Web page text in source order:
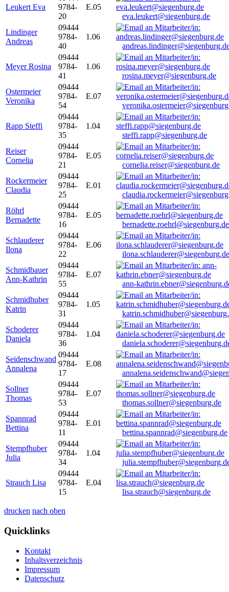
Leukert Eva
9784-
20
E.05
eva.leukert@siegenburg.de
Lindinger
Andreas
09444
9784-
40
1.06
Meyer Rosina
09444
9784-
41
1.06
rosina.meyer@siegenburg.de
Ostermeier
Veronika
09444
9784-
54
E.07
Rapp Steffi
09444
9784-
35
1.04
steffi.rapp@siegenburg.de
Reiser
Cornelia
09444
9784-
21
E.05
cornelia.reiser@siegenburg.de
Rockermeier
Claudia
09444
9784-
25
E.01
Röhrl
Bernadette
09444
9784-
16
E.05
bernadette.roehrl@siegenburg.de
Schlauderer
Ilona
09444
9784-
22
E.06
ilona.schlauderer@siegenburg.de
Schmidbauer
Ann-Kathrin
09444
9784-
55
E.07
ann-
Schmidhuber
Katrin
09444
9784-
31
1.05
Schoderer
Daniela
09444
9784-
36
1.04
Seidenschwand
Annalena
09444
9784-
17
E.08
Sollner
Thomas
09444
9784-
53
E.07
thomas.sollner@siegenburg.de
Spannrad
Bettina
09444
9784-
11
E.01
bettina.spannrad@siegenburg.de
Stempfhuber
Julia
09444
9784-
34
1.04
Strauch Lisa
09444
9784-
15
E.04
lisa.strauch@siegenburg.de
drucken nach oben
Quicklinks
Kontakt
Inhaltsverzeichnis
Impressum
Datenschutz